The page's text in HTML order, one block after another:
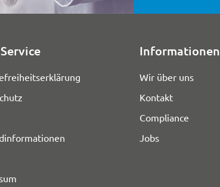
Informationen
Wir über uns
Kontakt
Compliance
Jobs